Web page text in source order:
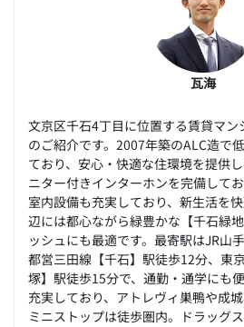
瓦海
文京区千石4丁目に位置する賃貸マン
のご紹介です。2007年築のALC造で
ており、安心・快適な住環境を提供
ニター付きインターホンを完備して
室内設備も充実しており、新生活を
辺には都心ながら緑豊かな【千石緑
ッシュにも最適です。最寄駅はJR山
都営三田線【千石】駅徒歩12分、東
塚】駅徒歩15分で、通勤・通学にも
充実しており、アトレヴィ巣鴨や成
ミニストップは徒歩圏内。ドラッグ